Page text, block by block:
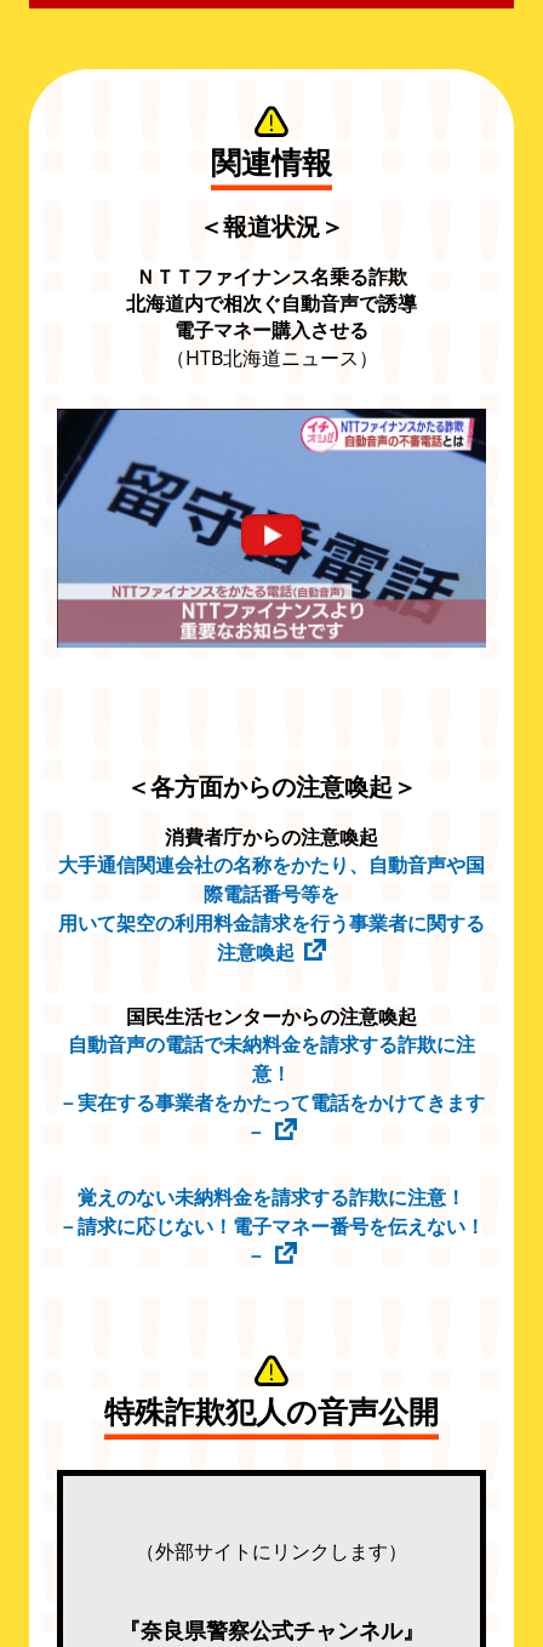
関連情報
＜報道状況＞
ＮＴＴファイナンス名乗る詐欺
北海道内で相次ぐ自動音声で誘導
電子マネー購入させる
（HTB北海道ニュース）
＜各方面からの注意喚起＞
消費者庁からの注意喚起
大手通信関連会社の名称をかたり、自動音声や国
際電話番号等を
用いて架空の利用料金請求を行う事業者に関する
注意喚起
国民生活センターからの注意喚起
自動音声の電話で未納料金を請求する詐欺に注
意！
－実在する事業者をかたって電話をかけてきます
－
覚えのない未納料金を請求する詐欺に注意！
－請求に応じない！電子マネー番号を伝えない！
－
特殊詐欺犯人の音声公開
（外部サイトにリンクします）
『奈良県警察公式チャンネル』